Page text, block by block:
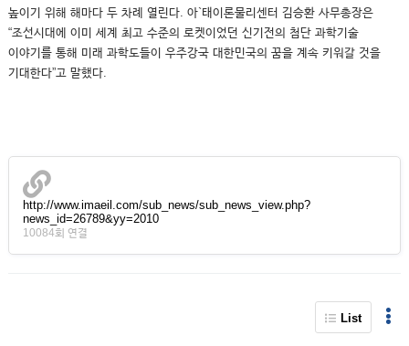
높이기 위해 해마다 두 차례 열린다. 아`태이론물리센터 김승환 사무총장은
“조선시대에 이미 세계 최고 수준의 로켓이었던 신기전의 첨단 과학기술
이야기를 통해 미래 과학도들이 우주강국 대한민국의 꿈을 계속 키워갈 것을
기대한다”고 말했다.
http://www.imaeil.com/sub_news/sub_news_view.php?
news_id=26789&yy=2010
10084회 연결
List